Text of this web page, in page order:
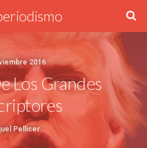
2016
Los Grandes
Pellicer